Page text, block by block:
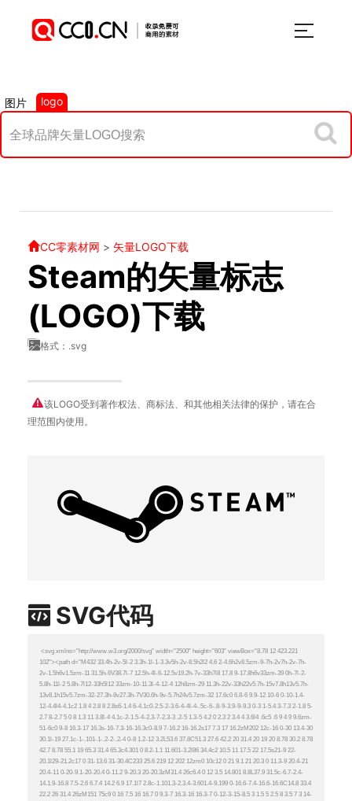
图片 logo
CC零素材网 > 矢量LOGO下载
Steam的矢量标志
(LOGO)下载
格式：.svg
该LOGO受到著作权法、商标法、和其他相关法律的保护，请在合
理范围内使用。
SVG代码